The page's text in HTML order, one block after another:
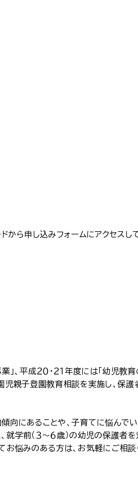
ら申し込みフォームにアクセスし
、平成２０・２１年度には「幼児教育
児親子登園教育相談を実施し、保護
向にあることや、子育てに悩んで
学前（３～６歳）の幼児の保護者
お悩みのある方は、お気軽にご相談